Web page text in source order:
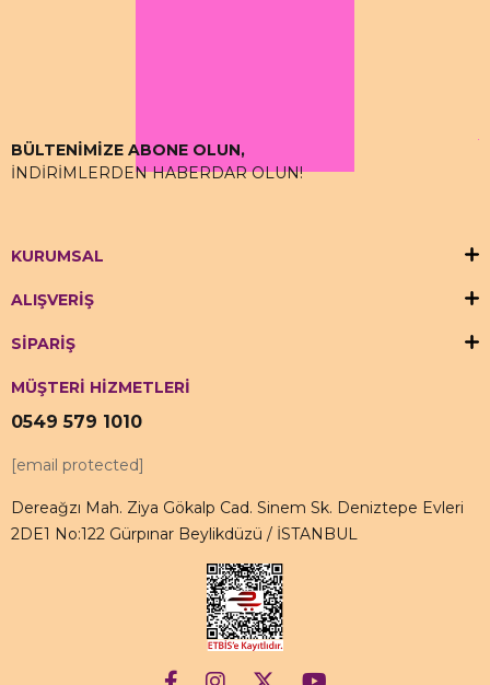
BÜLTENİMİZE ABONE OLUN,
İNDİRİMLERDEN HABERDAR OLUN!
KURUMSAL
ALIŞVERİŞ
SİPARİŞ
MÜŞTERİ HİZMETLERİ
0549 579 1010
[email protected]
Dereağzı Mah. Ziya Gökalp Cad. Sinem Sk. Deniztepe Evleri
2DE1 No:122 Gürpınar Beylikdüzü / İSTANBUL